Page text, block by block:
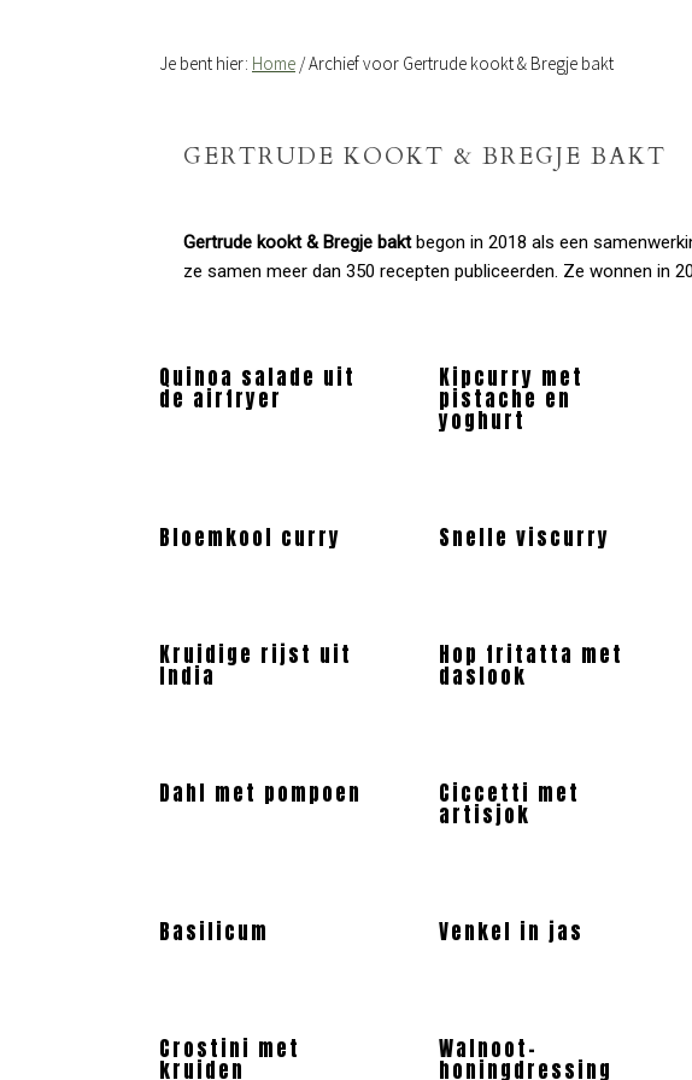
Je bent hier: Home /Archief voor Gertrude kookt & Bregje bakt
GERTRUDE KOOKT & BREGJE BAKT
Gertrude kookt & Bregje baktbegon in 2018 als een
ze samen meer dan 350 recepten publiceerden. Ze wonnen in
Quinoa salade uit
de airfryer
Kipcurry met
pistache en
yoghurt
Bloemkool curry Snelle viscurry
Kruidige rijst uit
India
Hop fritatta met
daslook
Dahl met pompoen Ciccetti met
artisjok
Basilicum Venkel in jas
Crostini met
kruiden
Walnoot-
honingdressing